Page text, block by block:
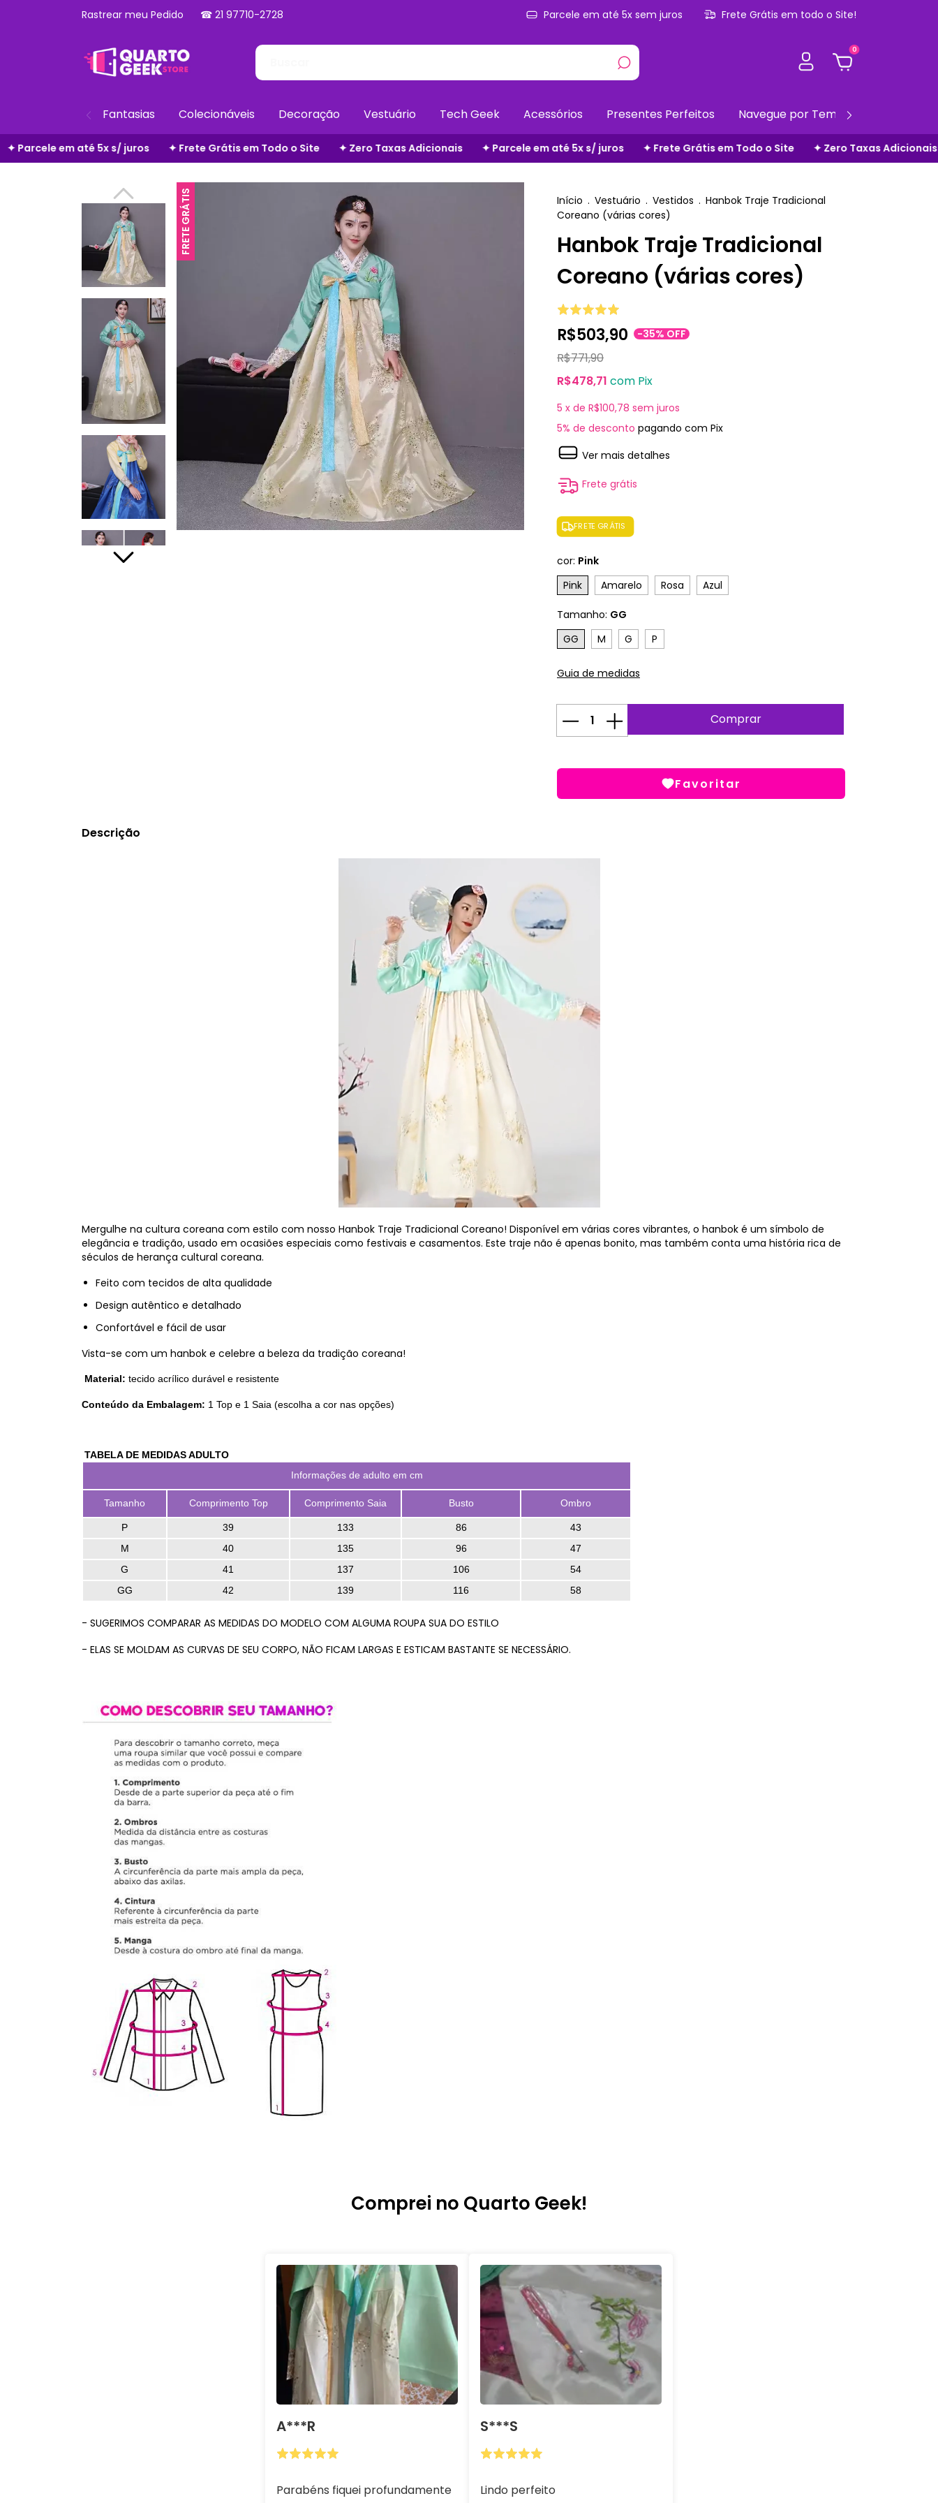
Rastrear meu Pedido ☎ 21 97710-2728 Parcele em até 5x sem juros Frete Grátis em todo o Site!
0
Fantasias Colecionáveis Decoração Vestuário Tech Geek Acessórios Presentes Perfeitos Navegue por Temas
Grátis em Todo o Site ✦ Zero Taxas Adicionais ✦ Parcele em até 5x s/ juros ✦ Frete Grátis em Todo o Site ✦ Zero Taxas Adicionais ✦ Parcele em até 5x s/ juros
FRETE GRÁTIS Início . Vestuário . Vestidos . Hanbok Traje Tradicional
Coreano (várias cores)
Hanbok Traje Tradicional
Coreano (várias cores)
R$503,90 -35% OFF
R$771,90
R$478,71 com Pix
5 x de R$100,78 sem juros
5% de desconto pagando com Pix
Ver mais detalhes
Frete grátis
FRETE GRÁTIS
cor: Pink
Pink
Amarelo Rosa Azul
Tamanho: GG
GG
M G P
Guia de medidas
Favoritar
Descrição
Mergulhe na cultura coreana com estilo com nosso Hanbok Traje Tradicional Coreano! Disponível em várias cores vibrantes, o hanbok é um símbolo de
elegância e tradição, usado em ocasiões especiais como festivais e casamentos. Este traje não é apenas bonito, mas também conta uma história rica de
séculos de herança cultural coreana.
Feito com tecidos de alta qualidade
Design autêntico e detalhado
Confortável e fácil de usar
Vista-se com um hanbok e celebre a beleza da tradição coreana!
Material: tecido acrílico durável e resistente
Conteúdo da Embalagem: 1 Top e 1 Saia (escolha a cor nas opções)
TABELA DE MEDIDAS ADULTO
Informações de adulto em cm
Tamanho Comprimento Top Comprimento Saia Busto Ombro
P 39 133 86
43
M
40 135 96
47
G
41 137 106
54
GG
42 139 116 58
- SUGERIMOS COMPARAR AS MEDIDAS DO MODELO COM ALGUMA ROUPA SUA DO ESTILO
- ELAS SE MOLDAM AS CURVAS DE SEU CORPO, NÃO FICAM LARGAS E ESTICAM BASTANTE SE NECESSÁRIO.
Comprei no Quarto Geek!
A***r
Parabéns fiquei profundamente
S***s
Lindo perfeito